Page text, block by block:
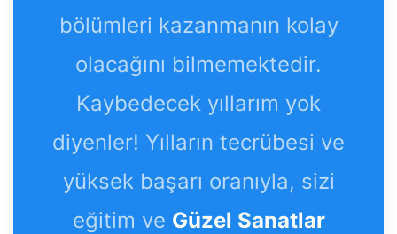
bölümleri kazanmanın kolay
olacağını bilmemektedir.
Kaybedecek yıllarım yok
diyenler! Yılların tecrübesi ve
yüksek başarı oranıyla, sizi
eğitim ve Güzel Sanatlar